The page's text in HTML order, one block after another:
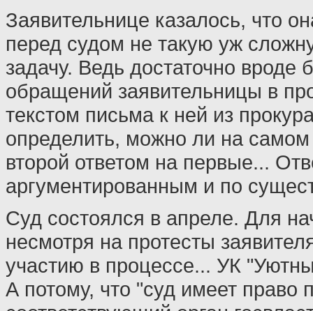
Заявительнице казалось, что
перед судом не такую уж
задачу. Ведь достаточно вроде
обращений заявительницы в
текстом письма к ней из
определить, можно ли на самом
второй ответом на первые...
аргументированным и по
Суд состоялся в апреле. Для
несмотря на протесты
участию в процессе... УК
А потому, что "суд имеет право